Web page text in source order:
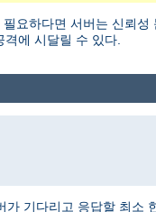
요하다면 서버는 신뢰성
에 시달릴 수 있다.
가 기다리고 응답할 최소